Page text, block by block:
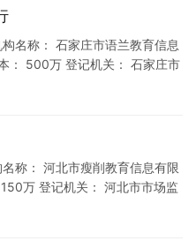
名称： 石家庄市语兰教育信息
： 500万 登记机关： 石家庄市
称： 河北市瘦削教育信息有限
万 登记机关： 河北市市场监